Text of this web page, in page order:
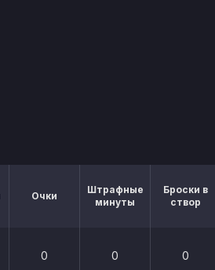
Очки
Штрафные
минуты
Броски в
створ
0 0 0